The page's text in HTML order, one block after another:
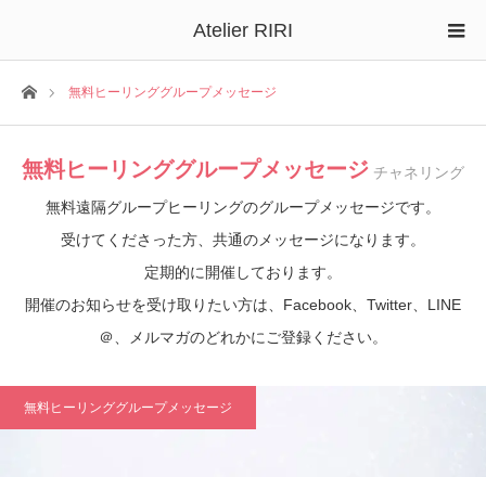
Atelier RIRI
ホーム無料ヒーリンググループメッセージ
無料ヒーリンググループメッセージ
無料遠隔グループヒーリングのグループメッセージです。
受けてくださった方、共通のメッセージになります。
定期的に開催しております。
開催のお知らせを受け取りたい方は、Facebook、Twitter、LINE
＠、メルマガのどれかにご登録ください。
チャネリング
無料ヒーリンググループメッセージ